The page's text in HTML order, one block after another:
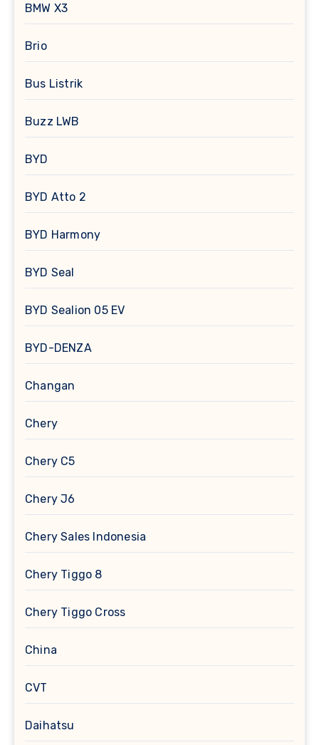
BMW X3
Brio
Bus Listrik
Buzz LWB
BYD
BYD Atto 2
BYD Harmony
BYD Seal
BYD Sealion 05 EV
BYD-DENZA
Changan
Chery
Chery C5
Chery J6
Chery Sales Indonesia
Chery Tiggo 8
Chery Tiggo Cross
China
CVT
Daihatsu